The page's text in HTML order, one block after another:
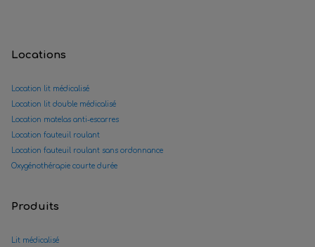
Locations
Location lit médicalisé
Location lit double médicalisé
Location matelas anti-escarres
Location fauteuil roulant
Location fauteuil roulant sans ordonnance
Oxygénothérapie courte durée
Produits
Lit médicalisé